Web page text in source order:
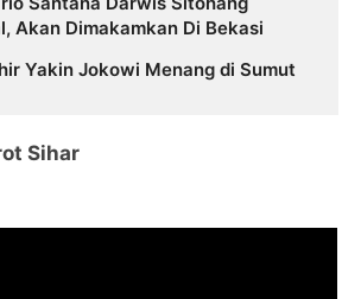
Akan Dimakamkan Di Bekasi
Yakin Jokowi Menang di Sumut
Sihar